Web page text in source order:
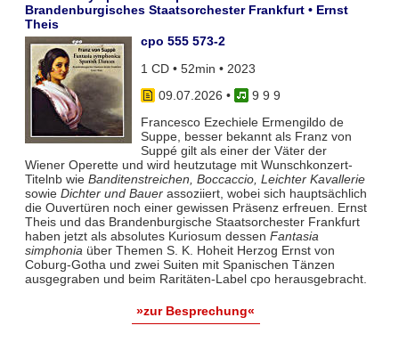
Brandenburgisches Staatsorchester Frankfurt • Ernst
Theis
cpo 555 573-2
1 CD • 52min • 2023
09.07.2026 •
9 9 9
Francesco Ezechiele Ermengildo de
Suppe, besser bekannt als Franz von
Suppé gilt als einer der Väter der
Wiener Operette und wird heutzutage mit Wunschkonzert-
Titelnb wie Banditenstreichen, Boccaccio, Leichter Kavallerie
sowie Dichter und Bauerassoziiert, wobei sich hauptsächlich
die Ouvertüren noch einer gewissen Präsenz erfreuen. Ernst
Theis und das Brandenburgische Staatsorchester Frankfurt
haben jetzt als absolutes Kuriosum dessen Fantasia
simphoniaüber Themen S. K. Hoheit Herzog Ernst von
Coburg-Gotha und zwei Suiten mit Spanischen Tänzen
ausgegraben und beim Raritäten-Label cpo herausgebracht.
»zur Besprechung«